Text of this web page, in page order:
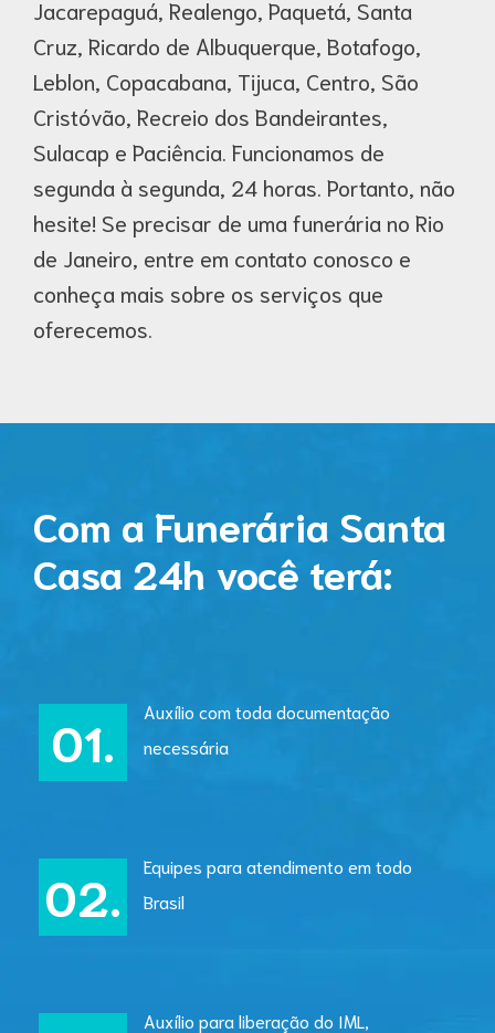
Jacarepaguá, Realengo, Paquetá, Santa
Cruz, Ricardo de Albuquerque, Botafogo,
Leblon, Copacabana, Tijuca, Centro, São
Cristóvão, Recreio dos Bandeirantes,
Sulacap e Paciência. Funcionamos de
segunda à segunda, 24 horas. Portanto, não
hesite! Se precisar de uma funerária no Rio
de Janeiro, entre em contato conosco e
conheça mais sobre os serviços que
oferecemos.
Com a Funerária Santa
Casa 24h você terá:
Auxílio com toda documentação
necessária
Equipes para atendimento em todo
Brasil
Auxílio para liberação do IML,